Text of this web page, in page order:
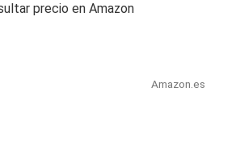
precio en Amazon
Amazon.es